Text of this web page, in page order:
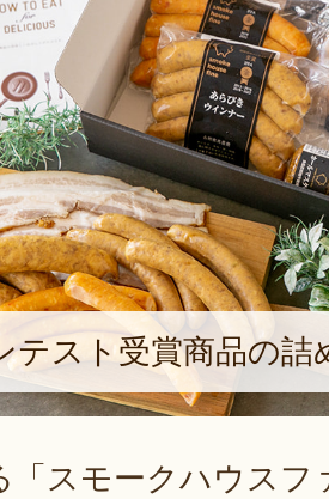
テスト受賞商品の詰
「スモークハウスフ